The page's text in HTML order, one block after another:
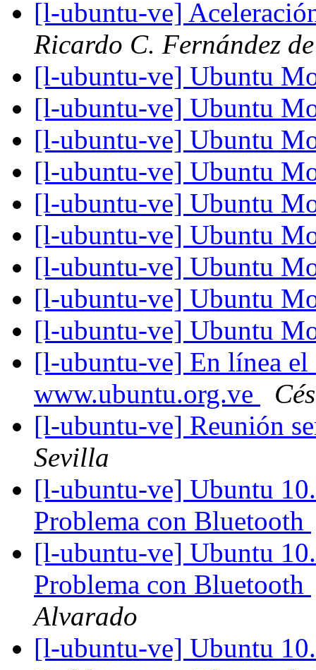
[l-ubuntu-ve]
Ricardo C. Fernández
[l-ubuntu-ve] Ubuntu
[l-ubuntu-ve] Ubuntu
[l-ubuntu-ve] Ubuntu
[l-ubuntu-ve] Ubuntu
[l-ubuntu-ve] Ubuntu
[l-ubuntu-ve] Ubuntu
[l-ubuntu-ve] Ubuntu
[l-ubuntu-ve] Ubuntu
[l-ubuntu-ve] Ubuntu
[l-ubuntu-ve] En línea el
www.ubuntu.org.ve
[l-ubuntu-ve] Reunión
Sevilla
[l-ubuntu-ve] Ubuntu
Problema con Bluetooth
[l-ubuntu-ve] Ubuntu
Problema con Bluetooth
Alvarado
[l-ubuntu-ve] Ubuntu